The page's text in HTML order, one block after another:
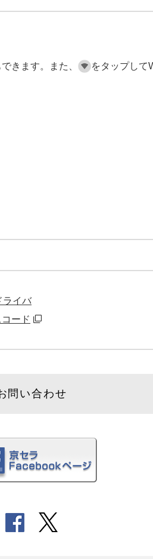
きます。また、
をタップして
ライバ
ード
問い合わせ